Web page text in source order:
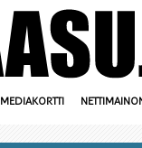
MEDIAKORTTI